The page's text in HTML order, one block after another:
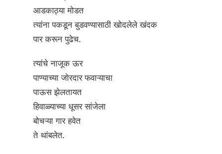
आडकाठ्या मोडत
त्यांना पकडून बुडवण्यासाठी खोदलेले खंदक
पार करून पुढेच.
त्यांचे नाजूक ऊर
पाण्याच्या जोरदार फवाऱ्याचा
पाऊस झेलतायत
हिवाळ्याच्या धूसर सांजेला
बोचऱ्या गार हवेत
ते थांबलेत.